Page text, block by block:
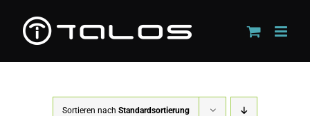
Inhalt
springen
Sortieren nach Standardsortierung